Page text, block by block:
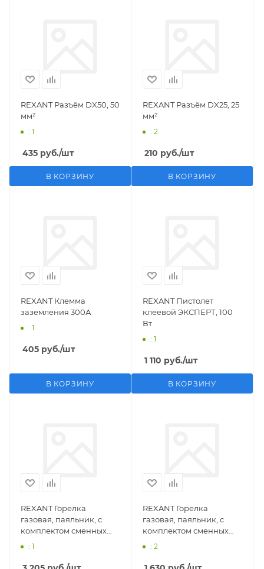
REXANT Разъём DX50, 50
мм²
: 1
435 руб./шт
В КОРЗИНУ
REXANT Разъём DX25, 25
мм²
: 2
210 руб./шт
В КОРЗИНУ
REXANT Клемма
заземления 300А
: 1
405 руб./шт
В КОРЗИНУ
REXANT Пистолет
клеевой ЭКСПЕРТ, 100
Вт
: 1
1 110 руб./шт
В КОРЗИНУ
REXANT Горелка
газовая, паяльник, с
комплектом сменных
насадок, 11 предметов
: 1
REXANT Горелка
газовая, паяльник, с
комплектом сменных
насадок, 3 предмета
: 2